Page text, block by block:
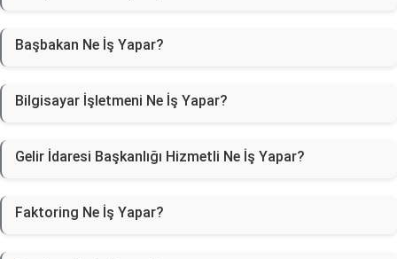
Başbakan Ne İş Yapar?
Bilgisayar İşletmeni Ne İş Yapar?
Gelir İdaresi Başkanlığı Hizmetli Ne İş Yapar?
Faktoring Ne İş Yapar?